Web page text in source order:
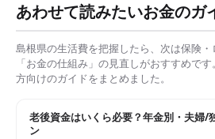
あわせて読みたいお金のガ
島根県の生活費を把握したら、次は保険
「お金の仕組み」の見直しがおすすめで
方向けのガイドをまとめました。
老後資金はいくら必要？年金別・夫婦/
ン